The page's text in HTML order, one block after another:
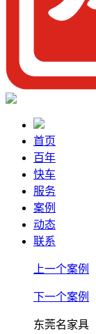
首页
百年
快车
服务
案例
动态
联系
上一个案例
下一个案例
东莞名家具